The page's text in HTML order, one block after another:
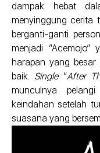
dampak hebat
menyinggung cerita
berganti-ganti
menjadi “Acemojo”
harapan yang
baik. Single“After
munculnya
keindahan setelah
suasana yang